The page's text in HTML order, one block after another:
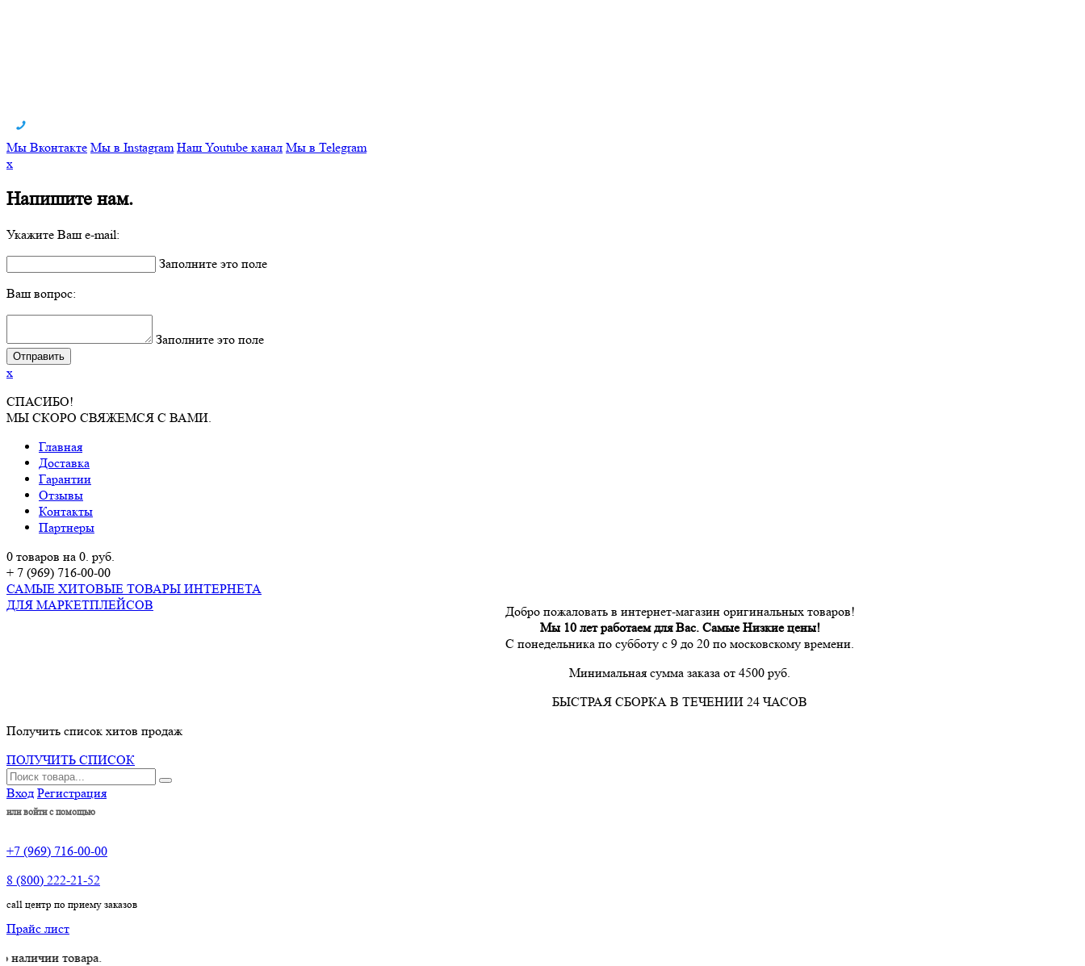
Мы Вконтакте Мы в Instagram Наш Youtube канал Мы в Telegram
x
Напишите нам.
Укажите Ваш e-mail:
Заполните это поле
Ваш вопрос:
Заполните это поле
x
СПАСИБО!
МЫ СКОРО СВЯЖЕМСЯ С ВАМИ.
Главная
Доставка
Гарантии
Отзывы
Контакты
Партнеры
0 товаров на 0. руб.
+ 7 (969) 716-00-00
САМЫЕ ХИТОВЫЕ ТОВАРЫ ИНТЕРНЕТА
ДЛЯ МАРКЕТПЛЕЙСОВ
Добро пожаловать в интернет-магазин оригинальных товаров!
Мы 10 лет работаем для Вас. Самые Низкие цены!
С понедельника по субботу с 9 до 20 по московскому времени.
Минимальная сумма заказа от 4500 руб.
БЫСТРАЯ СБОРКА В ТЕЧЕНИИ 24 ЧАСОВ
Получить список хитов продаж
ПОЛУЧИТЬ СПИСОК
Вход Регистрация
или войти с помощью
+7 (969) 716-00-00
8 (800) 222-21-52
call центр по приему заказов
Прайс лист
товара.